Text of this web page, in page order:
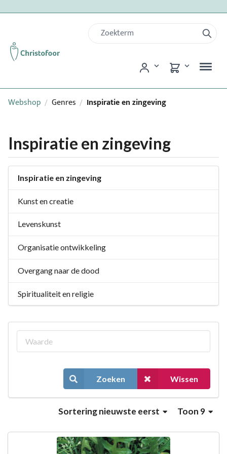
Webshop / Genres / Inspiratie en zingeving
Inspiratie en zingeving
Inspiratie en zingeving
Kunst en creatie
Levenskunst
Organisatie ontwikkeling
Overgang naar de dood
Spiritualiteit en religie
Zoeken Wissen
Toon 9
Sorteringnieuwste eerst